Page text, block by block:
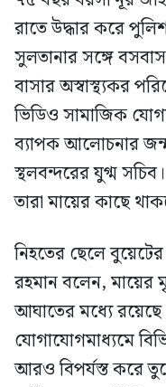
রাতে উদ্ধার করে
সুলতানার সঙ্গে
বাসার অস্বাস্থ্যকর
ভিডিও সামাজিক
ব্যাপক আলোচনার
স্থলবন্দরের যুগ্ম
তারা মায়ের কাছে
নিহতের ছেলে
রহমান বলেন, মায়ের
আঘাতের মধ্যে
যোগাযোগমাধ্যমে
আরও বিপর্যস্ত করে